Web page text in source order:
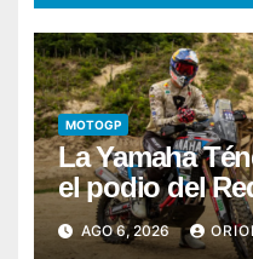
MOTOGP
La Yamaha
el podio del
2026 con Pol
AGO 6, 2026